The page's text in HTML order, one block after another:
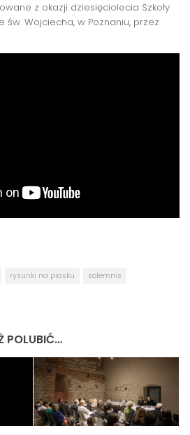
z okazji dziesięciolecia Szkoły
św. Wojciecha, w Poznaniu, przez
rysunki na piasku
solemnis
POLUBIĆ…